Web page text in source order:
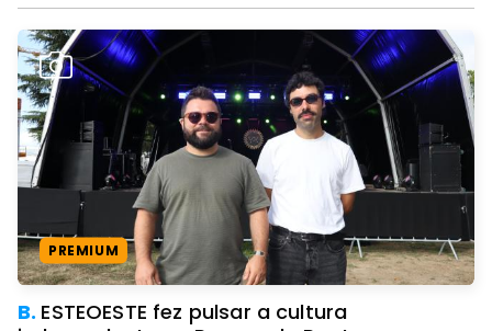
PREMIUM
B. ESTEOESTE fez pulsar a cultura